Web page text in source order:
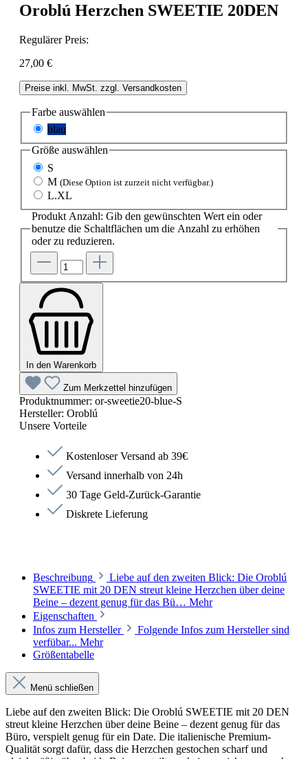
Oroblú Herzchen SWEETIE 20DEN
Regulärer Preis:
27,00 €
Preise inkl. MwSt. zzgl. Versandkosten
Farbe auswählen
blau
Größe auswählen
S
M (Diese Option ist zurzeit nicht verfügbar.)
L.XL
Produkt Anzahl: Gib den gewünschten Wert ein oder
benutze die Schaltflächen um die Anzahl zu erhöhen
oder zu reduzieren.
In den Warenkorb
Zum Merkzettel hinzufügen
Produktnummer: or-sweetie20-blue-S
Hersteller: Oroblú
Unsere Vorteile
Kostenloser Versand ab 39€
Versand innerhalb von 24h
30 Tage Geld-Zurück-Garantie
Diskrete Lieferung
Beschreibung
Liebe auf den zweiten Blick: Die Oroblú
SWEETIE mit 20 DEN streut kleine Herzchen über deine
Beine – dezent genug für das Bü… Mehr
Eigenschaften
Infos zum Hersteller
Folgende Infos zum Hersteller sind
verfübar... Mehr
Größentabelle
Menü schließen
Liebe auf den zweiten Blick: Die Oroblú SWEETIE mit 20 DEN
streut kleine Herzchen über deine Beine – dezent genug für das
Büro, verspielt genug für ein Date. Die italienische Premium-
Qualität sorgt dafür, dass die Herzchen gestochen scharf und